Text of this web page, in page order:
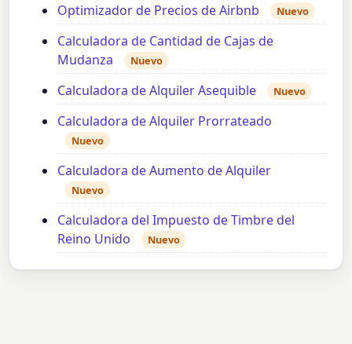
Optimizador de Precios de Airbnb Nuevo
Calculadora de Cantidad de Cajas de
Mudanza
Nuevo
Calculadora de Alquiler Asequible Nuevo
Calculadora de Alquiler Prorrateado
Nuevo
Calculadora de Aumento de Alquiler
Nuevo
Calculadora del Impuesto de Timbre del
Reino Unido
Nuevo